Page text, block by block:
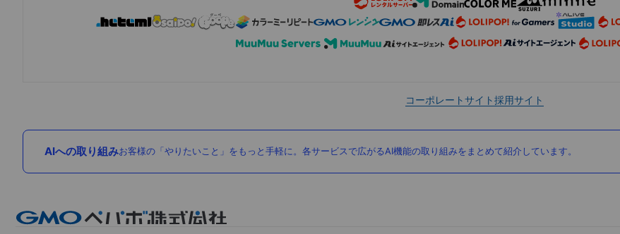
コーポレートサイト採用サイト
AIへの取り組みお客様の「やりたいこと」をもっと手軽に。各サービスで広がるAI機能の取り組みをまとめて紹介しています。